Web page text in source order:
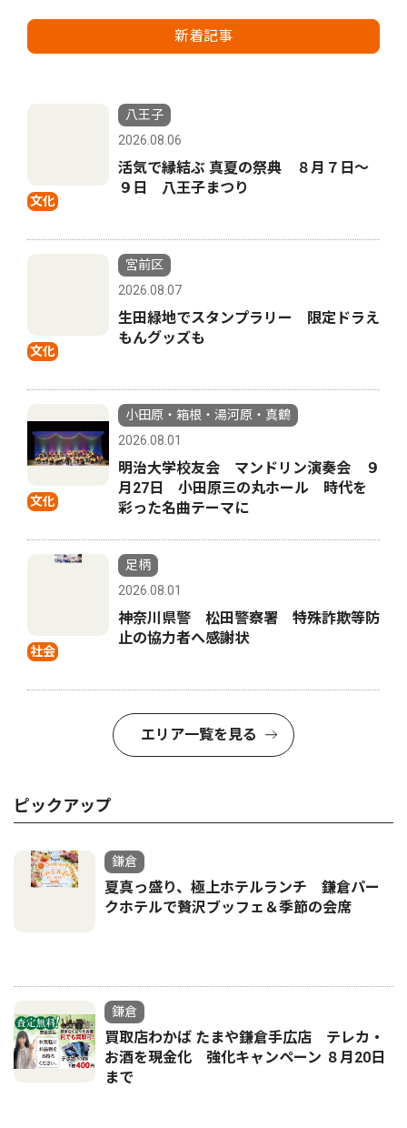
新着記事
文化
八王子
2026.08.06
活気で縁結ぶ 真夏の祭典 ８月７日〜
９日 八王子まつり
文化
宮前区
2026.08.07
生田緑地でスタンプラリー 限定ドラえ
もんグッズも
文化
小田原・箱根・湯河原・真鶴
2026.08.01
明治大学校友会 マンドリン演奏会 ９
月27日 小田原三の丸ホール 時代を
彩った名曲テーマに
社会
足柄
2026.08.01
神奈川県警 松田警察署 特殊詐欺等防
止の協力者へ感謝状
エリア一覧を見る
ピックアップ
鎌倉
夏真っ盛り、極上ホテルランチ 鎌倉パー
クホテルで贅沢ブッフェ＆季節の会席
鎌倉
買取店わかば たまや鎌倉手広店 テレカ・
お酒を現金化 強化キャンペーン ８月20日
まで